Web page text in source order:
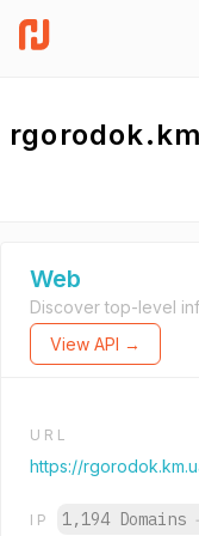
Web
Discover top-level
View API →
URL
https://
IP 1,194 Domains